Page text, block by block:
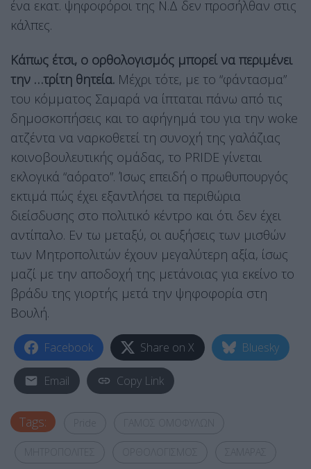
ένα εκατ. ψηφοφόροι της Ν.Δ δεν προσήλθαν στις
κάλπες.
Κάπως έτσι, ο ορθολογισμός μπορεί να περιμένει
την …τρίτη θητεία. Μέχρι τότε, με το “φάντασμα”
του κόμματος Σαμαρά να ίπταται πάνω από τις
δημοσκοπήσεις και το αφήγημά του για την woke
ατζέντα να ναρκοθετεί τη συνοχή της γαλάζιας
κοινοβουλευτικής ομάδας, το PRIDE γίνεται
εκλογικά “αόρατο”. Ίσως επειδή ο πρωθυπουργός
εκτιμά πώς έχει εξαντλήσει τα περιθώρια
διείσδυσης στο πολιτικό κέντρο και ότι δεν έχει
αντίπαλο. Εν τω μεταξύ, οι αυξήσεις των μισθών
των Μητροπολιτών έχουν μεγαλύτερη αξία, ίσως
μαζί με την αποδοχή της μετάνοιας για εκείνο το
βράδυ της γιορτής μετά την ψηφοφορία στη
Βουλή.
Facebook Share on X Bluesky
Email Copy Link
Tags: